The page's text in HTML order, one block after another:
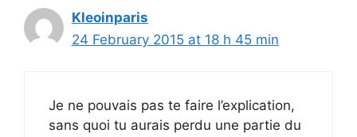
Kleoinparis
24 February 2015 at 18 h 45 min
Je ne pouvais pas te faire l’explication,
sans quoi tu aurais perdu une partie du